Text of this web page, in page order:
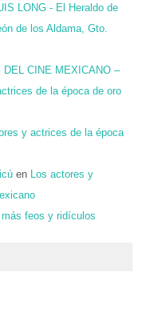
LONG - El Heraldo de
de los Aldama, Gto.
DEL CINE MEXICANO –
de la época de oro
y actrices de la época
en
Los actores y
más feos y ridículos